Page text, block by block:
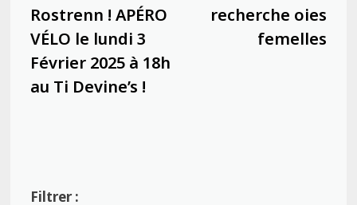
de
l’article
précédente :
Rostrenn ! APÉRO
VÉLO le lundi 3
Février 2025 à 18h
au Ti Devine’s !
recherche oies
femelles